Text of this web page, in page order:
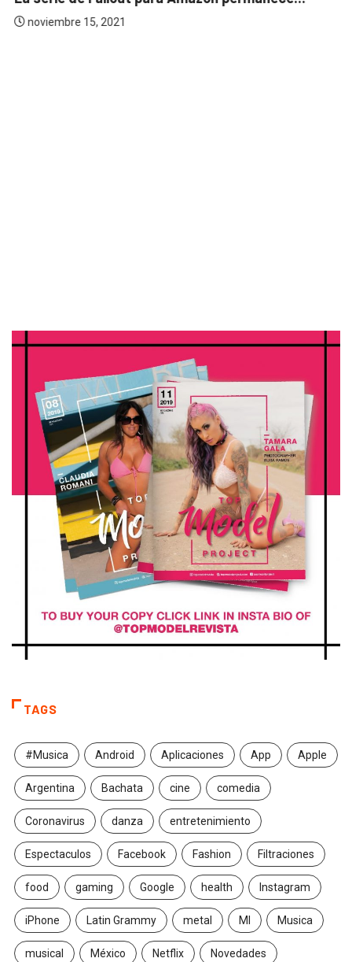
noviembre 15, 2021
TAGS
#Musica Android Aplicaciones App Apple
Argentina Bachata cine comedia
Coronavirus danza entretenimiento
Espectaculos Facebook Fashion Filtraciones
food gaming Google health Instagram
iPhone Latin Grammy metal MI Musica
musical México Netflix Novedades